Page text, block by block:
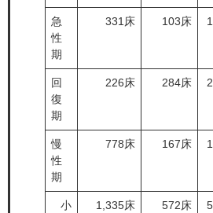
急
性
期
331床 103床
回
復
期
226床 284床
慢
性
期
778床 167床
小
1,335床 572床